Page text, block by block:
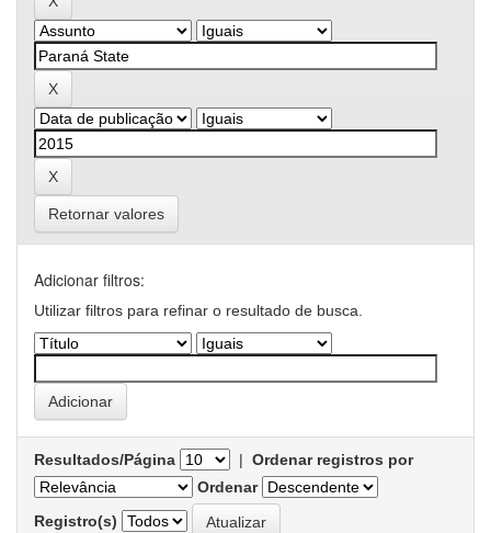
Retornar valores
Adicionar filtros:
Utilizar filtros para refinar o resultado de busca.
Resultados/Página | Ordenar registros por
Ordenar
Registro(s)